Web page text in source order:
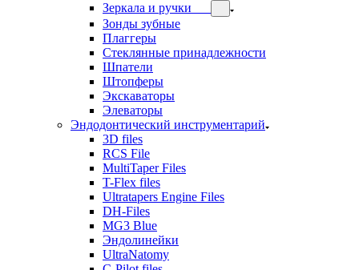
Зеркала и ручки
Зонды зубные
Плаггеры
Стеклянные принадлежности
Шпатели
Штопферы
Экскаваторы
Элеваторы
Эндодонтический инструментарий
3D files
RCS File
MultiTaper Files
T-Flex files
Ultratapers Engine Files
DH-Files
MG3 Blue
Эндолинейки
UltraNatomy